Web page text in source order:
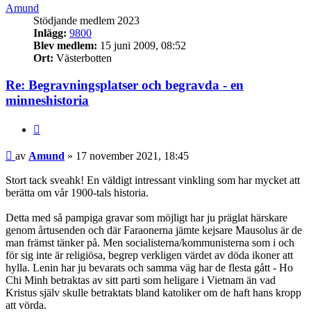
Amund
Stödjande medlem 2023
Inlägg: 9800
Blev medlem: 15 juni 2009, 08:52
Ort: Västerbotten
Re: Begravningsplatser och begravda - en
minneshistoria
Inlägg
av Amund » 17 november 2021, 18:45
Stort tack sveahk! En väldigt intressant vinkling som har mycket att
berätta om vår 1900-tals historia.
Detta med så pampiga gravar som möjligt har ju präglat härskare
genom årtusenden och där Faraonerna jämte kejsare Mausolus är de
man främst tänker på. Men socialisterna/kommunisterna som i och
för sig inte är religiösa, begrep verkligen värdet av döda ikoner att
hylla. Lenin har ju bevarats och samma väg har de flesta gått - Ho
Chi Minh betraktas av sitt parti som heligare i Vietnam än vad
Kristus själv skulle betraktats bland katoliker om de haft hans kropp
att vörda.